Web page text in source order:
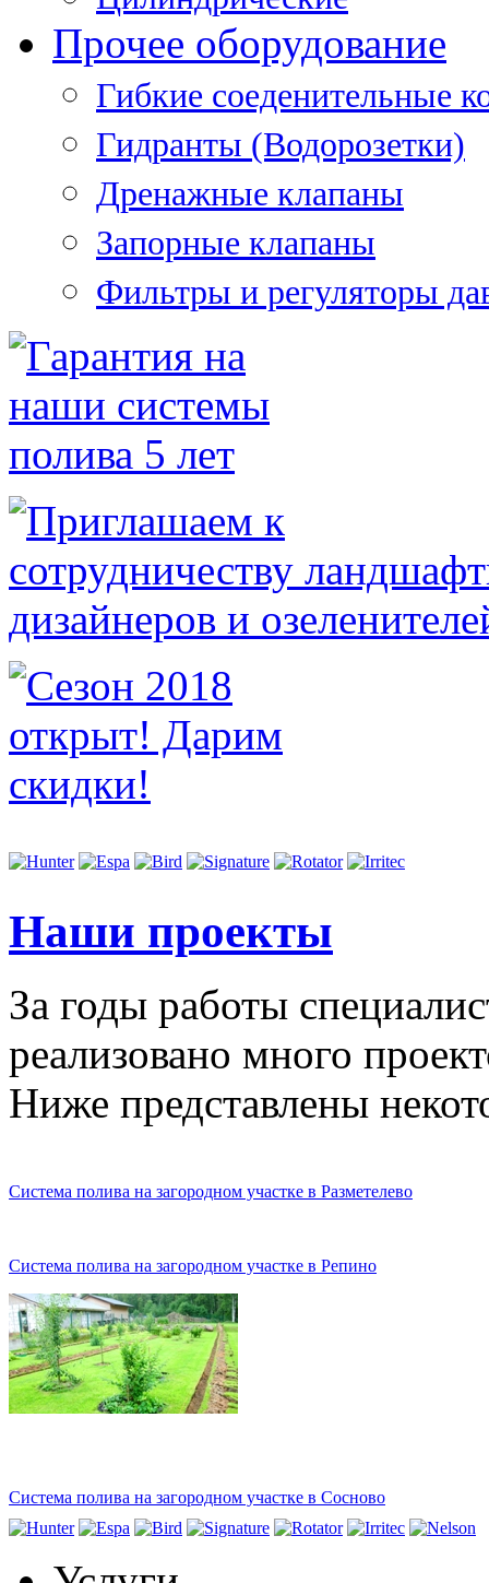
Прочее оборудование
Гибкие соеденительные
Гидранты (Водорозетки)
Дренажные клапаны
Запорные клапаны
Фильтры и регуляторы
Наши проекты
За годы работы
реализовано много
Ниже представлены
Система полива на загородном участке в Разметелево
Система полива на загородном участке в Репино
Система полива на загородном участке в Сосново